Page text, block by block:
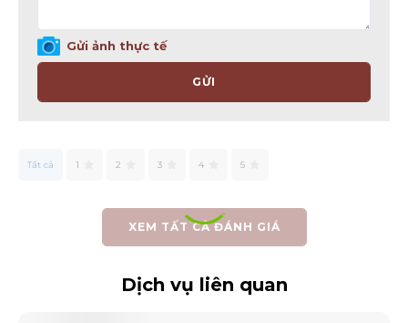
Gửi ảnh thực tế
GỬI
Tất cả 1 2 3 4 5
XEM TẤT CẢ ĐÁNH GIÁ
Dịch vụ liên quan